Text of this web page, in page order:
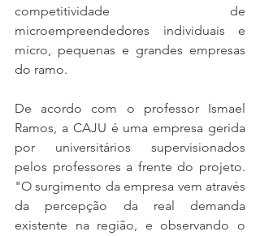
competitividade de
microempreendedores individuais e
micro, pequenas e grandes empresas
do ramo.
De acordo com o professor Ismael
Ramos, a CAJU é uma empresa gerida
por universitários supervisionados
pelos professores a frente do projeto.
"O surgimento da empresa vem através
da percepção da real demanda
existente na região, e observando o